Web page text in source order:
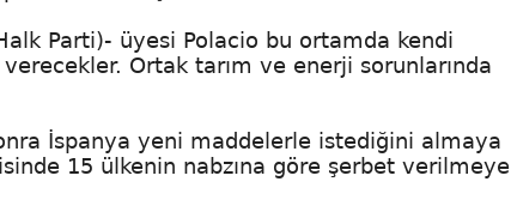
Parti)- üyesi Polacio bu ortamda kendi
Ortak tarım ve enerji sorunlarında
İspanya yeni maddelerle istediğini almaya
15 ülkenin nabzına göre şerbet verilmeye